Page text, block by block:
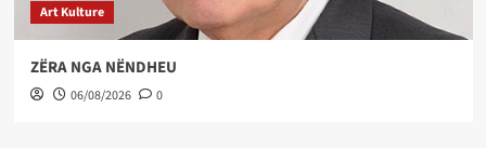
Art Kulture
ZËRA NGA NËNDHEU
06/08/2026 0